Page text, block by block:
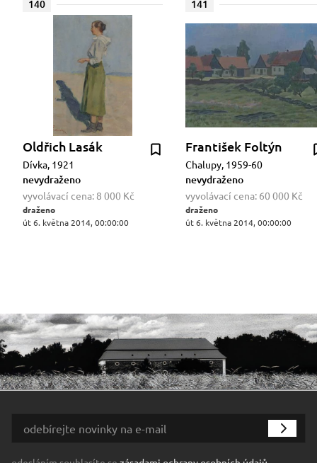
140
Oldřich Lasák
Dívka, 1921
nevydraženo
vyvolávací cena: 8 000 Kč
draženo
út 6. května 2014, 00:00:00
141
František Foltýn
Chalupy, 1959-60
nevydraženo
vyvolávací cena: 60 000 Kč
draženo
út 6. května 2014, 00:00:00